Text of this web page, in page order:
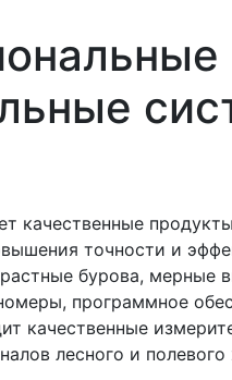
качественные
точности и
бурова, мерные
программное
качественные
лесного и полевого